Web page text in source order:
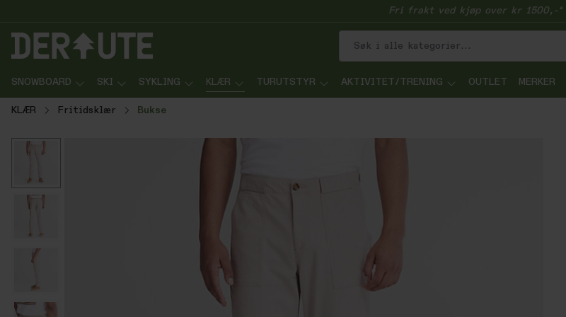
Fri frakt ved kjøp over kr 1500,-*
SNOWBOARD SKI SYKLING KLÆR TURUTSTYR AKTIVITET/TRENING OUTLET MERKER
KLÆR Fritidsklær Bukse
Hopp over bildegalleri